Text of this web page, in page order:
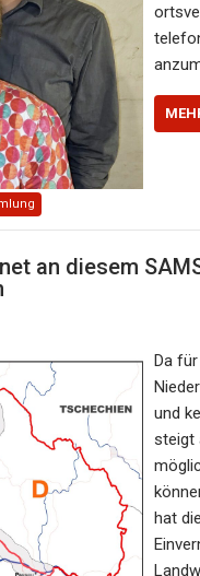
an diesem
Da
und
steigt
hat